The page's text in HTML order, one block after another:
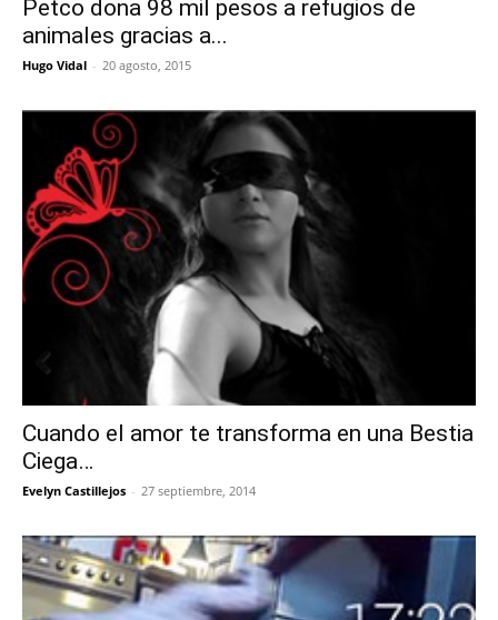
Petco dona 98 mil pesos a refugios de
animales gracias a...
Hugo Vidal - 20 agosto, 2015
Cuando el amor te transforma en una Bestia
Ciega…
Evelyn Castillejos - 27 septiembre, 2014